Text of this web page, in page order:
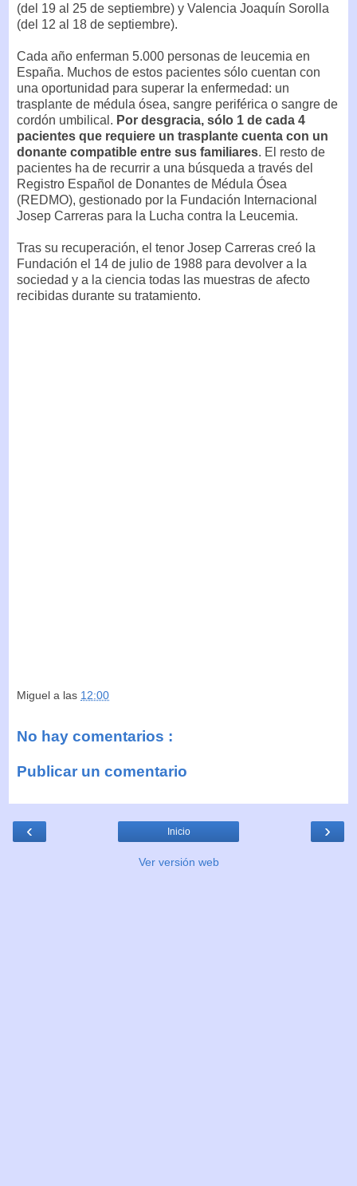
(del 19 al 25 de septiembre) y Valencia Joaquín Sorolla
(del 12 al 18 de septiembre).
Cada año enferman 5.000 personas de leucemia en
España. Muchos de estos pacientes sólo cuentan con
una oportunidad para superar la enfermedad: un
trasplante de médula ósea, sangre periférica o sangre de
cordón umbilical. Por desgracia, sólo 1 de cada 4
pacientes que requiere un trasplante cuenta con un
donante compatible entre sus familiares. El resto de
pacientes ha de recurrir a una búsqueda a través del
Registro Español de Donantes de Médula Ósea
(REDMO), gestionado por la Fundación Internacional
Josep Carreras para la Lucha contra la Leucemia.
Tras su recuperación, el tenor Josep Carreras creó la
Fundación el 14 de julio de 1988 para devolver a la
sociedad y a la ciencia todas las muestras de afecto
recibidas durante su tratamiento.
Miguel a las 12:00
No hay comentarios :
Publicar un comentario
‹ ›
Inicio
Ver versión web